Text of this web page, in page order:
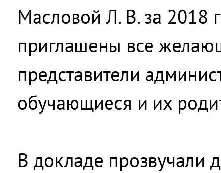
Масловой Л. В. за 2018
приглашены все
представители
обучающиеся и их
В докладе прозвучали